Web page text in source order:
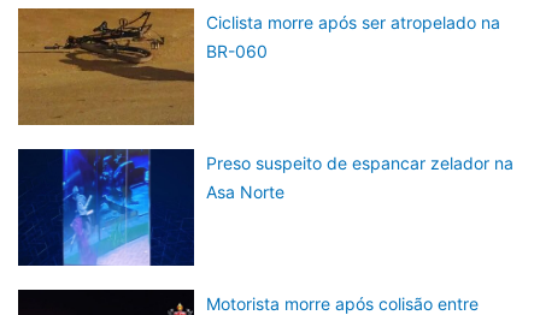
Ciclista morre após ser atropelado na
BR-060
Preso suspeito de espancar zelador na
Asa Norte
Motorista morre após colisão entre